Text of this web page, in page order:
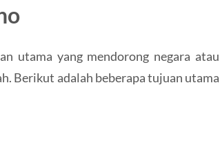
utama yang mendorong negara atau
Berikut adalah beberapa tujuan utama